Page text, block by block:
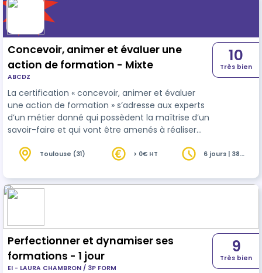
Concevoir, animer et évaluer une
action de formation - Mixte
ABCDZ
La certification « concevoir, animer et évaluer
une action de formation » s’adresse aux experts
d’un métier donné qui possèdent la maîtrise d’un
savoir-faire et qui vont être amenés à réaliser
10
Très bien
Toulouse (31) > 0€ HT
6 jours | 38
Perfectionner et dynamiser ses
formations - 1 jour
EI - LAURA CHAMBRON / 3P FORM
9
Très bien